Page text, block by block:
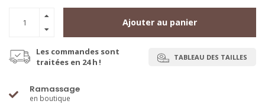
Ajouter au panier
Les commandes sont
traitées en 24 h !
TABLEAU DES TAILLES
Ramassage
en boutique